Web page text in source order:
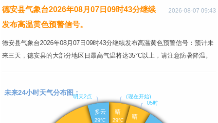
2026-08-07 09:43
德安县气象台2026年08月07日09时43分继续
发布高温黄色预警信号。
德安县气象台2026年08月07日09时43分继续发布高温黄色预警信号：预计未
来三天，德安县的大部分地区日最高气温将达35°C以上，请注意防暑降温。